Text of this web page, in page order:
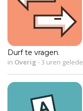
Durf te vragen.
in Overig -3 uren